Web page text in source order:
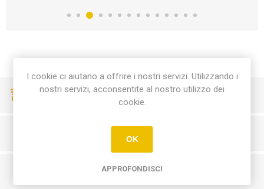
CONSEGNE VELOCI
SERVIZIO CLIENTI
I cookie ci aiutano a offrire i nostri servizi. Utilizzando i
nostri servizi, acconsentite al nostro utilizzo dei
cookie.
OK
APPROFONDISCI